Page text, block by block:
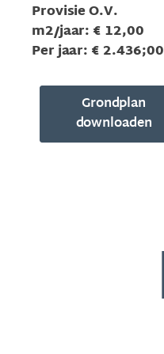
Provisie O.V.
m2/jaar: € 12,00
Per jaar: € 2.436;00
Grondplan
downloaden